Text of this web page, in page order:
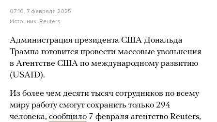
07:16, 7 февраля 2025
Источник: Reuters
Администрация президента США Дональда
Трампа готовится провести массовые увольнения
в Агентстве США по международному развитию
(USAID).
Из более чем десяти тысяч сотрудников по всему
миру работу смогут сохранить только 294
человека, сообщило 7 февраля агентство Reuters,